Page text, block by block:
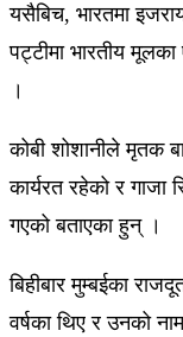
यसैबिच, भारतमा
पट्टीमा भारतीय
।
कोबी शोशानीले मृतक
कार्यरत रहेको र
गएको बताएका हुन् ।
बिहीबार मुम्बईका
वर्षका थिए र उनको